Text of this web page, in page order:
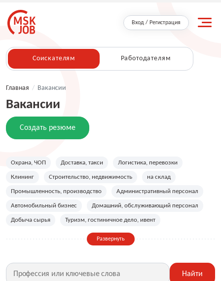
Вход / Регистрация
Соискателям Работодателям
Главная / Вакансии
Вакансии
Создать резюме
Охрана, ЧОП Доставка, такси Логистика, перевозки
Клининг Строительство, недвижимость на склад
Промышленность, производство Административный персонал
Автомобильный бизнес Домашний, обслуживающий персонал
Добыча сырья Туризм, гостиничное дело, ивент
Дизайн, искусство, ивент
Фитнес, красота, спорт Страхование
Медицина, фармацевтика Маркетинг, PR, реклама
Развернуть
Найти